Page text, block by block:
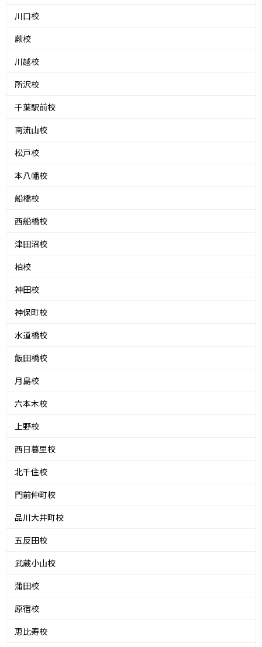
川口校
蕨校
川越校
所沢校
千葉駅前校
南流山校
松戸校
本八幡校
船橋校
西船橋校
津田沼校
柏校
神田校
神保町校
水道橋校
飯田橋校
月島校
六本木校
上野校
西日暮里校
北千住校
門前仲町校
品川大井町校
五反田校
武蔵小山校
蒲田校
原宿校
恵比寿校